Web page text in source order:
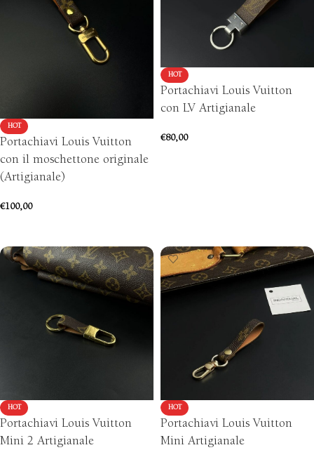
HOT
Portachiavi Louis Vuitton
con il moschettone originale
(Artigianale)
€100,00
HOT
Portachiavi Louis Vuitton
con LV Artigianale
€80,00
HOT
Portachiavi Louis Vuitton
Mini 2 Artigianale
HOT
Portachiavi Louis Vuitton
Mini Artigianale